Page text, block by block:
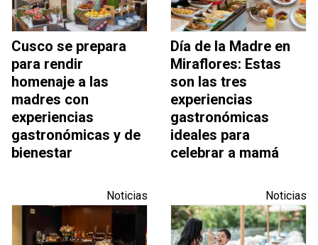
Cusco se prepara
para rendir
homenaje a las
madres con
experiencias
gastronómicas y de
bienestar
Día de la Madre en
Miraflores: Estas
son las tres
experiencias
gastronómicas
ideales para
celebrar a mamá
Noticias Noticias